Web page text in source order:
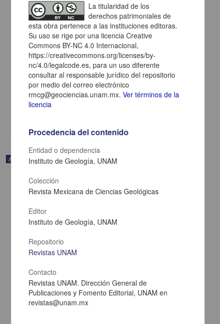
La nomenclatura racional en mineralogía
Fabregat-guinchard, Francisco José - Instituto de Geología, UNAM
2019-04-11
Físico Matemáticas y Ciencias de la Tierra
Artículo
Estudios micropaleontológicos en Isla María Madre, Nayarit
La titularidad de los
derechos patrimoniales de
esta obra pertenece a las instituciones editoras.
Su uso se rige por una licencia Creative
Commons BY-NC 4.0 Internacional,
https://creativecommons.org/licenses/by-
nc/4.0/legalcode.es, para un uso diferente
consultar al responsable jurídico del repositorio
por medio del correo electrónico
rmcg@geociencias.unam.mx.Ver términos de la
licencia
Procedencia del contenido
Entidad o dependencia
Instituto de Geología, UNAM
Colección
Revista Mexicana de Ciencias Geológicas
Editor
Instituto de Geología, UNAM
Repositorio
Revistas UNAM
Contacto
Revistas UNAM. Dirección General de
Publicaciones y Fomento Editorial, UNAM en
revistas@unam.mx